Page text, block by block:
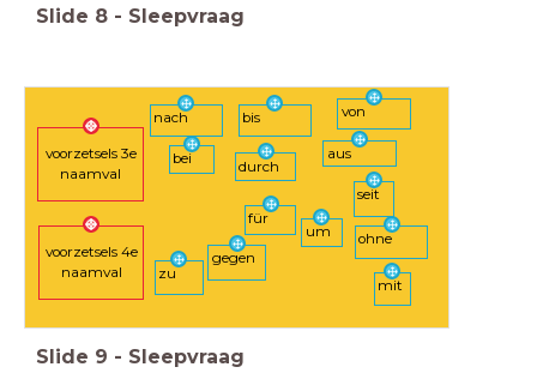
Slide 8 - Sleepvraag
voorzetsels 3e
naamval
voorzetsels 4e
naamval
mit
durch
bei
seit
um
bis von
nach
zu
aus
für
ohne
gegen
Slide 9 - Sleepvraag